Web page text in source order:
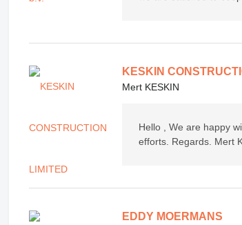
KESKIN
Mert KESKIN
Hello , We are happy
efforts. Regards. Mert
EDDY MOERMANS